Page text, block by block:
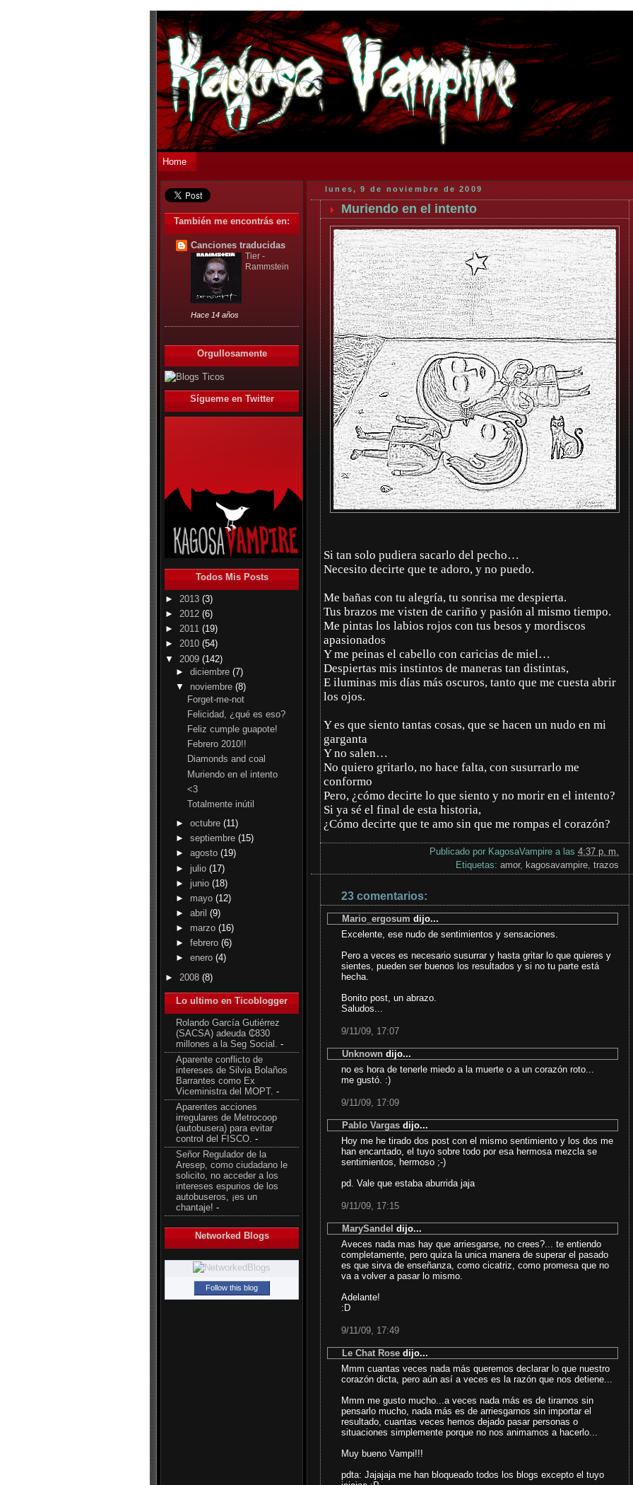
Home
También me encontrás en:
Canciones traducidas
Tier -
Rammstein
Hace 14 años
Orgullosamente
Sígueme en Twitter
Todos Mis Posts
► 2013 (3)
► 2012 (6)
► 2011 (19)
► 2010 (54)
▼ 2009 (142)
►diciembre(7)
▼ noviembre(8)
Forget-me-not
Felicidad, ¿qué es eso?
Feliz cumple guapote!
Febrero 2010!!
Diamonds and coal
Muriendo en el intento
<3
Totalmente inútil
►octubre(11)
►septiembre(15)
►agosto(19)
► julio(17)
► junio(18)
► mayo(12)
►abril(9)
► marzo(16)
►febrero(6)
►enero(4)
► 2008 (8)
Lo ultimo en Ticoblogger
Rolando García Gutiérrez
(SACSA) adeuda ₵830
millones a la Seg Social. -
Aparente conflicto de
intereses de Silvia Bolaños
Barrantes como Ex
Viceministra del MOPT. -
Aparentes acciones
irregulares de Metrocoop
(autobusera) para evitar
control del FISCO. -
Señor Regulador de la
Aresep, como ciudadano le
solicito, no acceder a los
intereses espurios de los
autobuseros, ¡es un
chantaje! -
Networked Blogs
Follow this blog
lunes, 9 de noviembre de 2009
Muriendo en el intento
Si tan solo pudiera sacarlo del pecho…
Necesito decirte que te adoro, y no puedo.
Me bañas con tu alegría, tu sonrisa me despierta.
Tus brazos me visten de cariño y pasión al mismo tiempo.
Me pintas los labios rojos con tus besos y mordiscos
apasionados
Y me peinas el cabello con caricias de miel…
Despiertas mis instintos de maneras tan distintas,
E iluminas mis días más oscuros, tanto que me cuesta abrir
los ojos.
Y es que siento tantas cosas, que se hacen un nudo en mi
garganta
Y no salen…
No quiero gritarlo, no hace falta, con susurrarlo me
conformo
Pero, ¿cómo decirte lo que siento y no morir en el intento?
Si ya sé el final de esta historia,
¿Cómo decirte que te amo sin que me rompas el corazón?
Publicado por KagosaVampire a las 4:37 p. m.
Etiquetas: amor, kagosavampire trazos
23 comentarios:
Mario_ergosum dijo...
Excelente, ese nudo de sentimientos y sensaciones.
Pero a veces es necesario susurrar y hasta gritar lo que quieres y
sientes, pueden ser buenos los resultados y si no tu parte está
hecha.
Bonito post, un abrazo.
Saludos...
9/11/09, 17:07
Unknown dijo...
no es hora de tenerle miedo a la muerte o a un corazón roto...
me gustó. :)
9/11/09, 17:09
Pablo Vargas dijo...
Hoy me he tirado dos post con el mismo sentimiento y los dos me
han encantado, el tuyo sobre todo por esa hermosa mezcla se
sentimientos, hermoso ;-)
pd. Vale que estaba aburrida jaja
9/11/09, 17:15
MarySandel dijo...
Aveces nada mas hay que arriesgarse, no crees?... te entiendo
completamente, pero quiza la unica manera de superar el pasado
es que sirva de enseñanza, como cicatriz, como promesa que no
va a volver a pasar lo mismo.
Adelante!
:D
9/11/09, 17:49
Le Chat Rose dijo...
Mmm cuantas veces nada más queremos declarar lo que nuestro
corazón dicta, pero aún así a veces es la razón que nos detiene...
Mmm me gusto mucho...a veces nada más es de tirarnos sin
pensarlo mucho, nada más es de arriesgarnos sin importar el
resultado, cuantas veces hemos dejado pasar personas o
situaciones simplemente porque no nos animamos a hacerlo...
Muy bueno Vampi!!!
pdta: Jajajaja me han bloqueado todos los blogs excepto el tuyo